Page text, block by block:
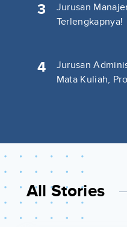
3
Jurusan
Terlengkapnya!
4
Jurusan
Mata Kuliah,
All Stories